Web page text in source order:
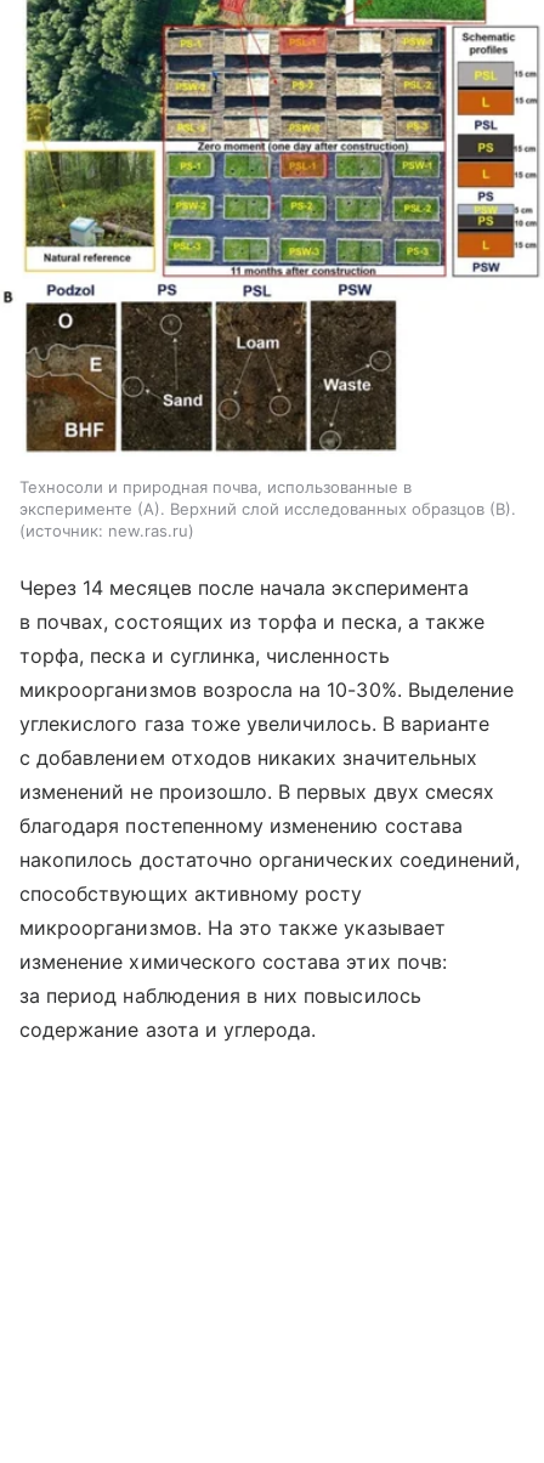
Техносоли и природная почва, использованные в
эксперименте (А). Верхний слой исследованных образцов (В).
источник: new.ras.ru
Через 14 месяцев после начала эксперимента
в почвах, состоящих из торфа и песка, а также
торфа, песка и суглинка, численность
микроорганизмов возросла на 10-30%. Выделение
углекислого газа тоже увеличилось. В варианте
с добавлением отходов никаких значительных
изменений не произошло. В первых двух смесях
благодаря постепенному изменению состава
накопилось достаточно органических соединений,
способствующих активному росту
микроорганизмов. На это также указывает
изменение химического состава этих почв:
за период наблюдения в них повысилось
содержание азота и углерода.